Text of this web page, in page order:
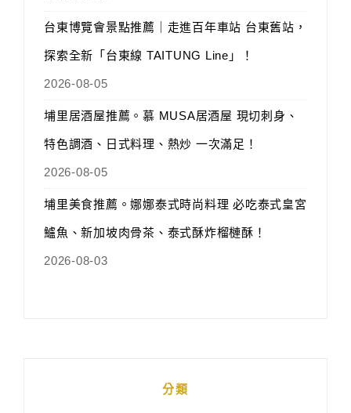
台東博覽會景點推薦｜走進百年車站 台東舊站，
探索全新「台東線 TAITUNG Line」！
2026-08-05
埔里居酒屋推薦。慕 MUSA居酒屋 現切刺身、
特色調酒、日式料理、熱炒 一次滿足！
2026-08-05
埔里美食推薦。娜娜泰式時尚料理 必吃泰式皇宮
鱸魚、新加坡肉骨茶、泰式酥炸榴槤酥！
2026-08-03
分類